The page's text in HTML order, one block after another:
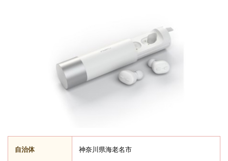
自治体 神奈川県海老名市